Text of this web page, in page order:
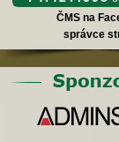
ČMS na
správce